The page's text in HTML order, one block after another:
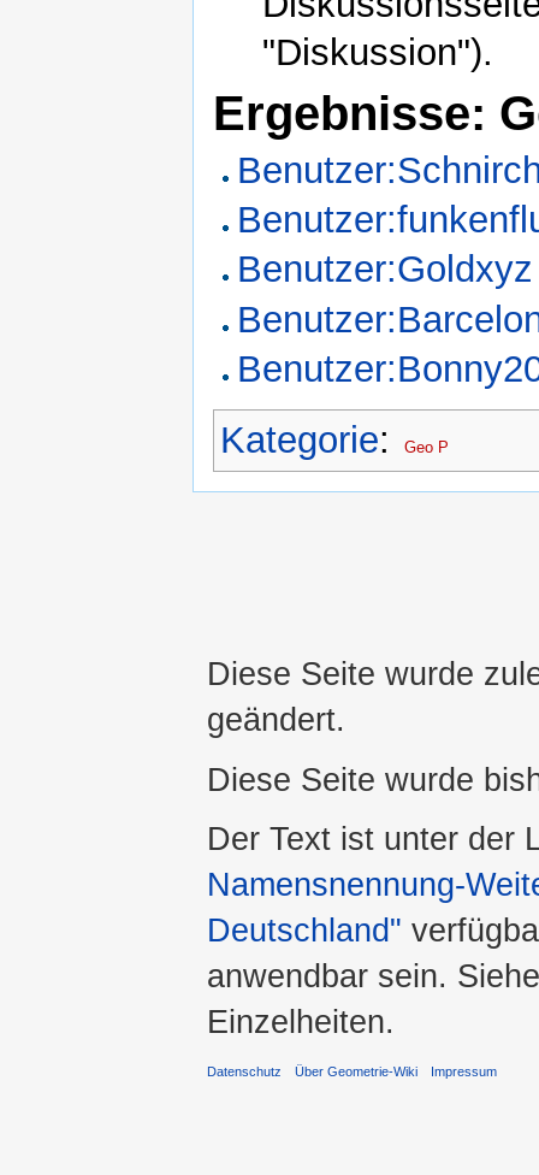
"Diskussion").
Ergebnisse:
Benutzer:Goldxyz
Kategorie: Geo P
Diese Seite wurde
geändert.
Diese Seite wurde
Der Text ist unter der
Namensnennung-
Deutschland"
anwendbar sein.
Einzelheiten.
Datenschutz Über Geometrie-Wiki Impressum